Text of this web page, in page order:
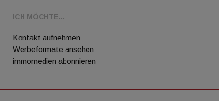
ICH MÖCHTE...
Kontakt aufnehmen
Werbeformate ansehen
immomedien abonnieren